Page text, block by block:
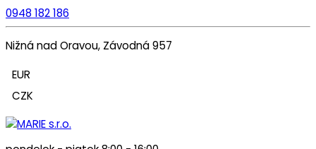
0948 182 186
Nižná nad Oravou, Závodná 957
EUR
CZK